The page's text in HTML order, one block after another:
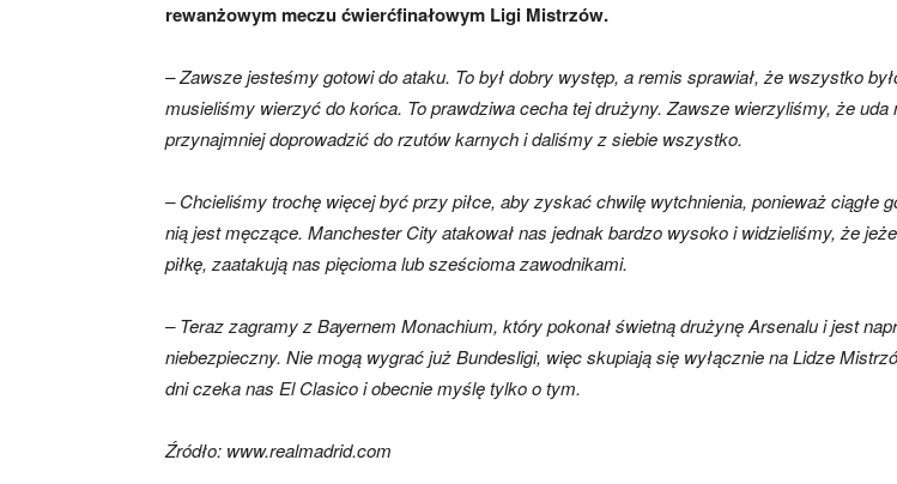
rewanżowym meczu ćwierćfinałowym Ligi Mistrzów.
– Zawsze jesteśmy gotowi do ataku. To był dobry występ, a remis sprawiał, że wszystko
musieliśmy wierzyć do końca. To prawdziwa cecha tej drużyny. Zawsze wierzyliśmy, że uda
przynajmniej doprowadzić do rzutów karnych i daliśmy z siebie wszystko.
– Chcieliśmy trochę więcej być przy piłce, aby zyskać chwilę wytchnienia, ponieważ ciągłe
nią jest męczące. Manchester City atakował nas jednak bardzo wysoko i widzieliśmy, że
piłkę, zaatakują nas pięcioma lub sześcioma zawodnikami.
– Teraz zagramy z Bayernem Monachium, który pokonał świetną drużynę Arsenalu i jest
niebezpieczny. Nie mogą wygrać już Bundesligi, więc skupiają się wyłącznie na Lidze
dni czeka nas El Clasico i obecnie myślę tylko o tym.
Źródło: www.realmadrid.com